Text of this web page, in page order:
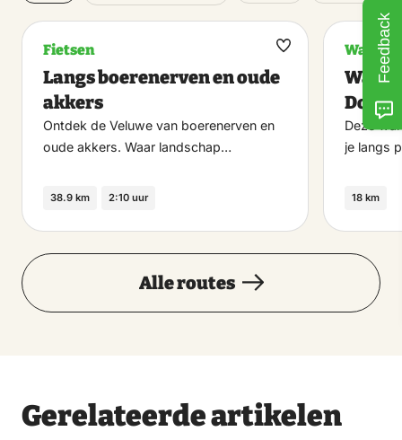
Fietsen
Langs boerenerven en oude
akkers
Ontdek de Veluwe van boerenerven en
oude akkers. Waar landschap…
38.9 km 2:10 uur
Maak
Dorp
Deze
je langs
18 km
Alle routes
Gerelateerde artikelen
Feedback